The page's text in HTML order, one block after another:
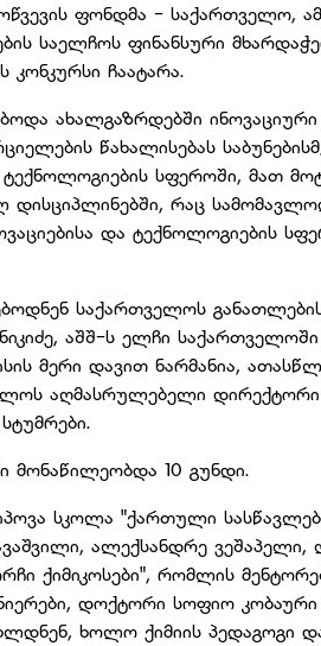
ფონდმა - საქართველო,
საელჩოს ფინანსური
კონკურსი ჩაატარა.
ახალგაზრდებში
წახალისებას
ტექნოლოგიების სფეროში, მათ
დისციპლინებში, რაც
და ტექნოლოგიების
საქართველოს
აშშ-ს ელჩი
მერი დავით ნარმანია,
აღმასრულებელი დირექტორი
მონაწილეობდა 10 გუნდი.
სკოლა "ქართული
ალექსანდრე ვეშაპელი,
ქიმიკოსები", რომლის
დოქტორი სოფიო
ხოლო ქიმიის პედაგოგი